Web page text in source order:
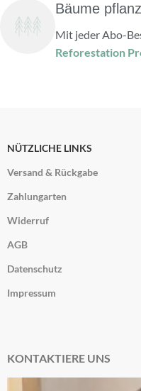
Bäume
Mit jeder Abo-
Reforestation
NÜTZLICHE LINKS
Versand & Rückgabe
Zahlungarten
Widerruf
AGB
Datenschutz
Impressum
KONTAKTIERE UNS